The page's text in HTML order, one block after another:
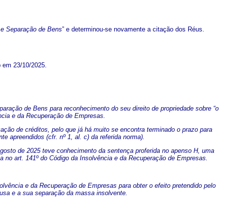
Separação de Bens” e determinou-se novamente a citação dos Réus.
23/10/2025.
de Bens para reconhecimento do seu direito de propriedade sobre “o
e da Recuperação de Empresas.
de créditos, pelo que já há muito se encontra terminado o prazo para
apreendidos (cfr. nº 1, al. c) da referida norma).
de 2025 teve conhecimento da sentença proferida no apenso H, uma
art. 141º do Código da Insolvência e da Recuperação de Empresas.
e da Recuperação de Empresas para obter o efeito pretendido pelo
e a sua separação da massa insolvente.